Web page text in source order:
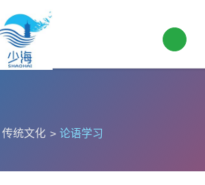
传统文化 论语学习